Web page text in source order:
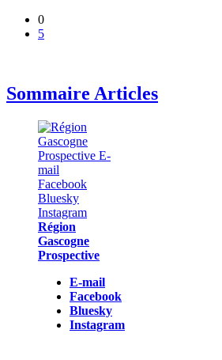
0
5
Sommaire Articles
Région
Gascogne
Prospective
E-mail
Facebook
Bluesky
Instagram